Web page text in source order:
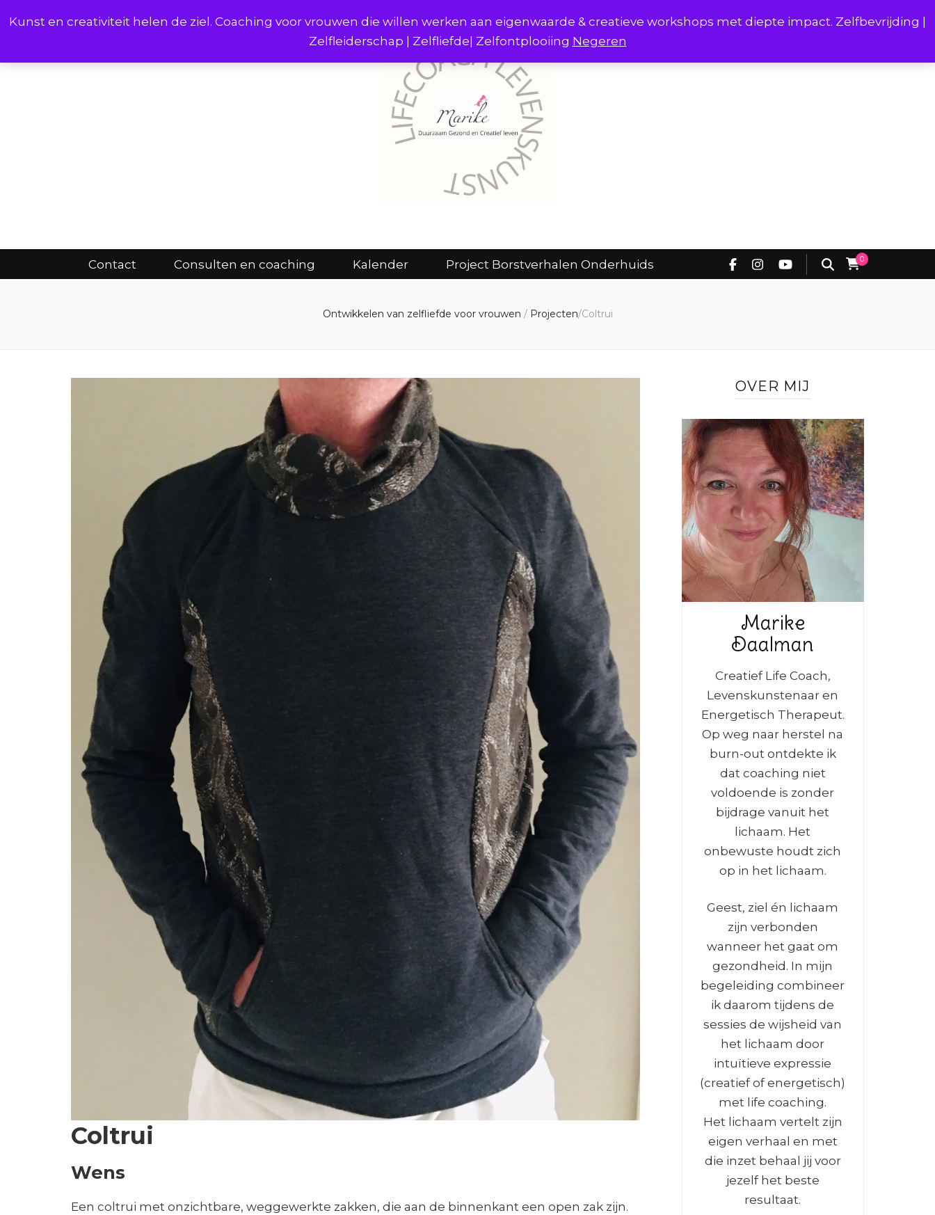
Kunst en creativiteit helen de ziel. Coaching voor vrouwen die willen werken aan eigenwaarde & creatieve workshops met diepte impact. Zelfbevrijding |
Zelfleiderschap | Zelfliefde| Zelfontplooiing Negeren
Contact Consulten en coaching Kalender Project Borstverhalen Onderhuids 0
Contact Consulten en coaching Kalender Project Borstverhalen Onderhuids
Ontwikkelen van zelfliefde voor vrouwen / Projecten/Coltrui
Coltrui
Wens
Een coltrui met onzichtbare, weggewerkte zakken, die aan de binnenkant een open zak zijn.
OVER MIJ
Marike
Daalman
Creatief Life Coach,
Levenskunstenaar en
Energetisch Therapeut.
Op weg naar herstel na
burn-out ontdekte ik
dat coaching niet
voldoende is zonder
bijdrage vanuit het
lichaam. Het
onbewuste houdt zich
op in het lichaam.
Geest, ziel én lichaam
zijn verbonden
wanneer het gaat om
gezondheid. In mijn
begeleiding combineer
ik daarom tijdens de
sessies de wijsheid van
het lichaam door
intuïtieve expressie
(creatief of energetisch)
met life coaching.
Het lichaam vertelt zijn
eigen verhaal en met
die inzet behaal jij voor
jezelf het beste
resultaat.